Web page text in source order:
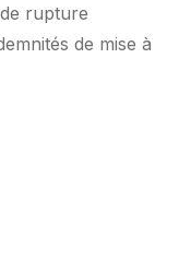
rupture
de mise à